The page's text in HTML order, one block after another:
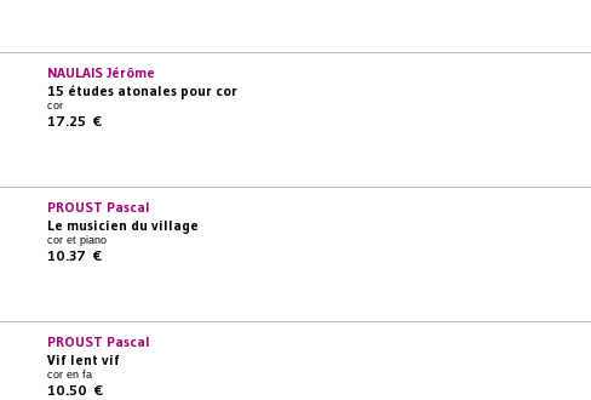
NAULAIS Jérôme
15 études atonales pour cor
cor
17.25 €
PROUST Pascal
Le musicien du village
cor et piano
10.37 €
PROUST Pascal
Vif lent vif
cor en fa
10.50 €